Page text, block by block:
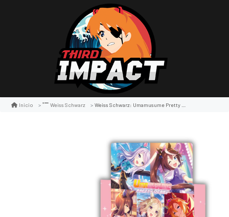
Inicio Weiss Schwarz Weiss Schwarz: Umamusume Pretty Derby Booster Display